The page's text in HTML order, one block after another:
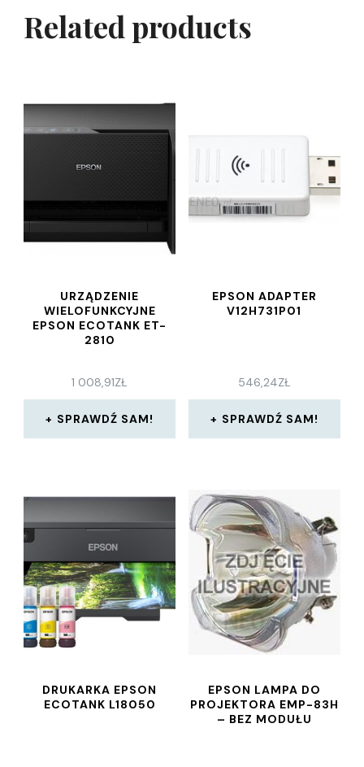
Related products
URZĄDZENIE
WIELOFUNKCYJNE
EPSON ECOTANK ET-
2810
1 008,91ZŁ
SPRAWDŹ SAM!
EPSON ADAPTER
V12H731P01
546,24ZŁ
SPRAWDŹ SAM!
DRUKARKA EPSON
ECOTANK L18050
EPSON LAMPA DO
PROJEKTORA EMP-83H
– BEZ MODUŁU